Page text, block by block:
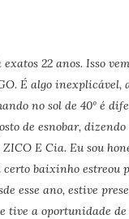
22 anos. Isso
É algo inexplicável,
no sol de 40º é
de esnobar,
E Cia. Eu sou
baixinho estreou
esse ano, estive
tive a oportunidade